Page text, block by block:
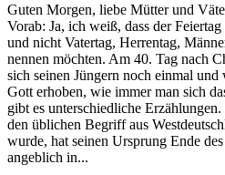
Guten Morgen, liebe Mütter und
Vorab: Ja, ich weiß, dass der
und nicht Vatertag, Herrentag,
nennen möchten. Am 40. Tag nach
sich seinen Jüngern noch einmal
Gott erhoben, wie immer man sich
gibt es unterschiedliche
den üblichen Begriff aus
wurde, hat seinen Ursprung Ende
angeblich in...